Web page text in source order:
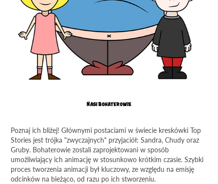
Nasi bohaterowie
Poznaj ich bliżej! Głównymi postaciami w świecie kreskówki Top
Stories jest trójka "zwyczajnych" przyjaciół: Sandra, Chudy oraz
Gruby. Bohaterowie zostali zaprojektowani w sposób
umożliwiający ich animację w stosunkowo krótkim czasie. Szybki
proces tworzenia animacji był kluczowy, ze względu na emisję
odcinków na bieżąco, od razu po ich stworzeniu.